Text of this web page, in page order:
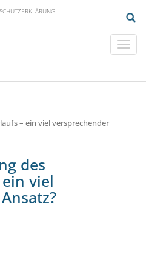
– ein viel versprechender
des
viel